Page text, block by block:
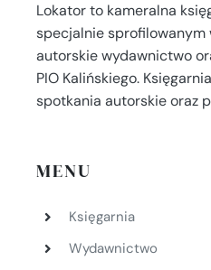
Lokator to kameralna
specjalnie sprofilowanym
autorskie wydawnictwo
PIO Kalińskiego.
spotkania autorskie oraz
MENU
Księgarnia
Wydawnictwo